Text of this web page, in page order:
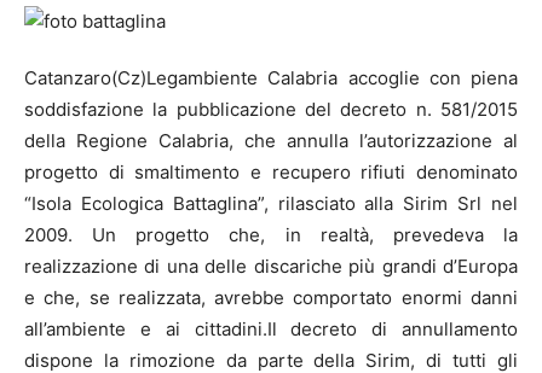
Catanzaro(Cz)Legambiente Calabria accoglie con piena
soddisfazione la pubblicazione del decreto n. 581/2015
della Regione Calabria, che annulla l’autorizzazione al
progetto di smaltimento e recupero rifiuti denominato
“Isola Ecologica Battaglina”, rilasciato alla Sirim Srl nel
2009. Un progetto che, in realtà, prevedeva la
realizzazione di una delle discariche più grandi d’Europa
e che, se realizzata, avrebbe comportato enormi danni
all’ambiente e ai cittadini.Il decreto di annullamento
dispone la rimozione da parte della Sirim, di tutti gli